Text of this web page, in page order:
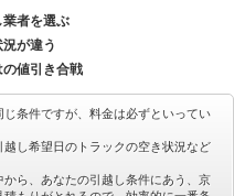
者を選ぶ
が違う
値引き合戦
条件ですが、料金は必ずといってい
し希望日のトラックの空き状況など
ら、あなたの引越し条件にあう、京